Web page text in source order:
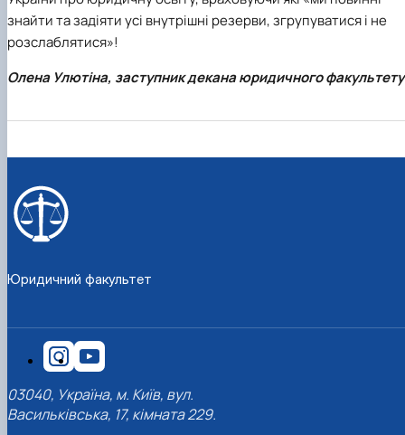
знайти та задіяти усі внутрішні резерви, згрупуватися і не
розслаблятися»!
Олена Улютіна, заступник декана юридичного факультету
Юридичний факультет
03040, Україна, м. Київ, вул.
Васильківська, 17, кімната 229.